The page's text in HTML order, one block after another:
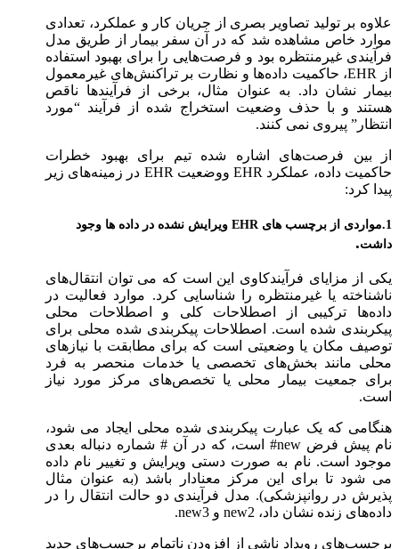
علاوه بر تولید تصاویر بصری از جریان کار و عملکرد، تعدادی
موارد خاص مشاهده شد که در آن سفر بیمار از طریق مدل
فرآیندی غیرمنتظره بود و فرصت‌هایی را برای بهبود استفاده
از EHR، حاکمیت داده‌ها و نظارت بر تراکنش‌های غیرمعمول
بیمار نشان داد. به عنوان مثال، برخی از فرآیندها ناقص
هستند و با حذف وضعیت استخراج شده از فرآیند “مورد
انتظار” پیروی نمی کنند.
از بین فرصت‌های اشاره شده تیم برای بهبود خطرات
حاکمیت داده، عملکرد EHR ووضعیت EHR در زمینه‌های زیر
پیدا کرد:
1.مواردی از برچسب های EHR ویرایش نشده در داده ها وجود
داشت.
یکی از مزایای فرآیندکاوی این است که می توان انتقال‌های
ناشناخته یا غیرمنتظره را شناسایی کرد. موارد فعالیت در
داده‌ها ترکیبی از اصطلاحات کلی و اصطلاحات محلی
پیکربندی شده است. اصطلاحات پیکربندی شده محلی برای
توصیف مکان یا وضعیتی است که برای مطابقت با نیازهای
محلی مانند بخش‌های تخصصی یا خدمات منحصر به فرد
برای جمعیت بیمار محلی یا تخصص‌های مرکز مورد نیاز
است.
هنگامی که یک عبارت پیکربندی شده محلی ایجاد می شود،
نام پیش فرض new# است، که در آن # شماره دنباله بعدی
موجود است. نام به صورت دستی ویرایش و تغییر نام داده
می شود تا برای این مرکز معنادار باشد (به عنوان مثال
پذیرش در روانپزشکی). مدل فرآیندی دو حالت انتقال را در
داده‌های زنده نشان داد، new2 و new3.
برچسب‌های رویداد ناشی از افزودن ناتمام برچسب‌های جدید